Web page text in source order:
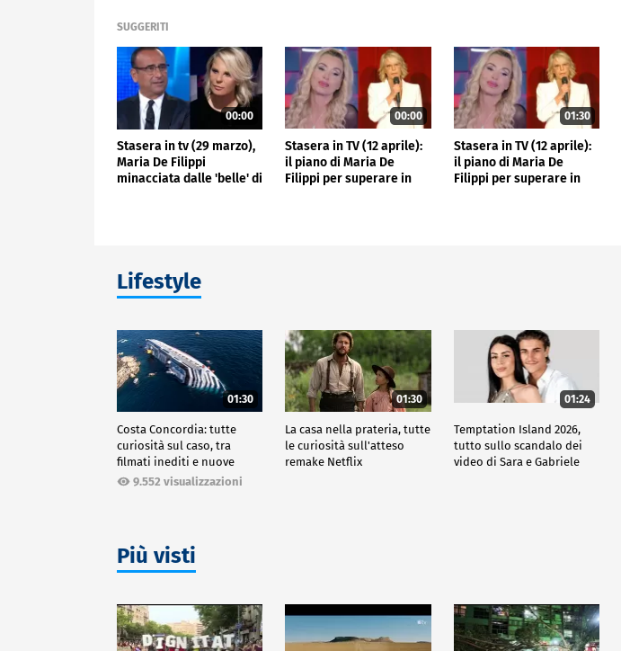
SUGGERITI
00:00
Stasera in tv (29 marzo),
Maria De Filippi
minacciata dalle 'belle' di
00:00
Stasera in TV (12 aprile):
il piano di Maria De
Filippi per superare in
01:30
Stasera in TV (12 aprile):
il piano di Maria De
Filippi per superare in
Lifestyle
01:30
Costa Concordia: tutte
curiosità sul caso, tra
filmati inediti e nuove
ricostruzioni
9.552 visualizzazioni
01:30
La casa nella prateria, tutte
le curiosità sull'atteso
remake Netflix
01:24
Temptation Island 2026,
tutto sullo scandalo dei
video di Sara e Gabriele
Più visti